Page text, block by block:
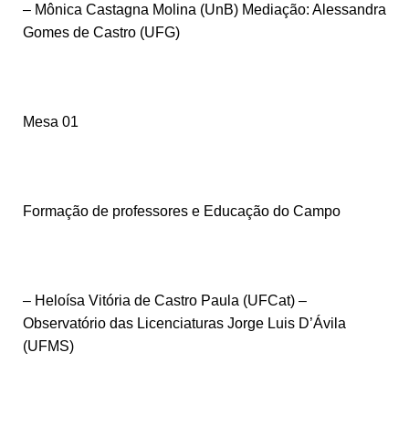
– Mônica Castagna Molina (UnB) Mediação: Alessandra
Gomes de Castro (UFG)
Mesa 01
Formação de professores e Educação do Campo
– Heloísa Vitória de Castro Paula (UFCat) –
Observatório das Licenciaturas Jorge Luis D’Ávila
(UFMS)